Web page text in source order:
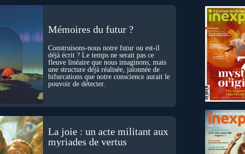
Mémoires du futur ?
Construisons-nous notre futur ou est-il
déjà écrit ? Le temps ne serait pas ce
fleuve linéaire que nous imaginons, mais
une structure déjà réalisée, jalonnée de
bifurcations que notre conscience aurait le
pouvoir de détecter.
La joie : un acte militant aux
myriades de vertus